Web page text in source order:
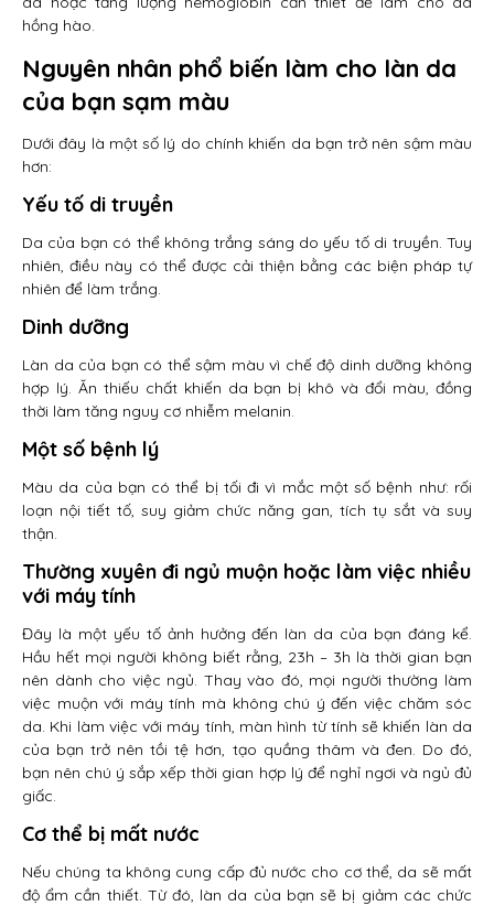
hồng hào.
Nguyên nhân phổ biến làm cho làn da
của bạn sạm màu
Dưới đây là một số lý do chính khiến da bạn trở nên sậm màu
hơn:
Yếu tố di truyền
Da của bạn có thể không trắng sáng do yếu tố di truyền. Tuy
nhiên, điều này có thể được cải thiện bằng các biện pháp tự
nhiên để làm trắng.
Dinh dưỡng
Làn da của bạn có thể sậm màu vì chế độ dinh dưỡng không
hợp lý. Ăn thiếu chất khiến da bạn bị khô và đổi màu, đồng
thời làm tăng nguy cơ nhiễm melanin.
Một số bệnh lý
Màu da của bạn có thể bị tối đi vì mắc một số bệnh như: rối
loạn nội tiết tố, suy giảm chức năng gan, tích tụ sắt và suy
thận.
Thường xuyên đi ngủ muộn hoặc làm việc nhiều
với máy tính
Đây là một yếu tố ảnh hưởng đến làn da của bạn đáng kể.
Hầu hết mọi người không biết rằng, 23h – 3h là thời gian bạn
nên dành cho việc ngủ. Thay vào đó, mọi người thường làm
việc muộn với máy tính mà không chú ý đến việc chăm sóc
da. Khi làm việc với máy tính, màn hình từ tính sẽ khiến làn da
của bạn trở nên tồi tệ hơn, tạo quầng thâm và đen. Do đó,
bạn nên chú ý sắp xếp thời gian hợp lý để nghỉ ngơi và ngủ đủ
giấc.
Cơ thể bị mất nước
Nếu chúng ta không cung cấp đủ nước cho cơ thể, da sẽ mất
độ ẩm cần thiết. Từ đó, làn da của bạn sẽ bị giảm các chức